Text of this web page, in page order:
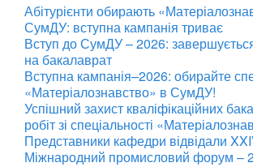
Абітурієнти обирають
СумДУ: вступна кампанія триває
Вступ до СумДУ – 2026:
на бакалаврат
Вступна кампанія–2026: обирайте
«Матеріалознавство» в СумДУ!
Успішний захист кваліфікаційних
робіт зі спеціальності
Представники кафедри відвідали
Міжнародний промисловий форум –